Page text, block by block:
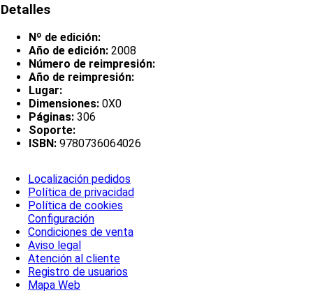
Detalles
Nº de edición:
Año de edición: 2008
Número de reimpresión:
Año de reimpresión:
Lugar:
Dimensiones: 0X0
Páginas: 306
Soporte:
ISBN: 9780736064026
Localización pedidos
Política de privacidad
Política de cookies
Configuración
Condiciones de venta
Aviso legal
Atención al cliente
Registro de usuarios
Mapa Web